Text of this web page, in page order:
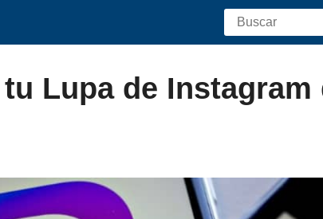
Lupa de Instagram